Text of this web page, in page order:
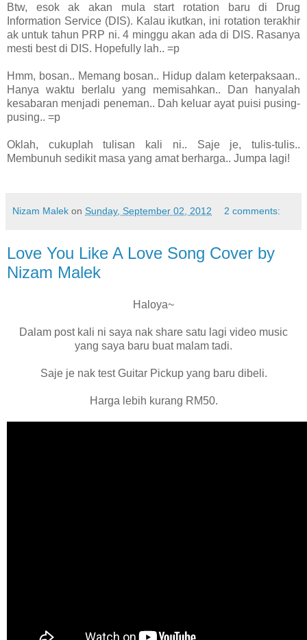
Btw, esok ak akan mula start rotation baru di Drug
Information Service (DIS). Kalau ikutkan, ini rotation terakhir
ak untuk tahun PRP ni. 4 minggu akan ada di DIS. Rasanya
mesti best di DIS. Hopefully lah.. =p
Hmm, bosan.. Memang bosan.. Hidup dalam keterpaksaan..
Hanya waktu berlalu yang memisahkan.. Dan hanyalah
kesabaran menjadi peneman.. Dah keluar ayat puisi pusing-
pusing.. =p
Oklah, cukuplah tulisan kali ni.. Saje je, tulis-tulis..
Membunuh sedikit masa yang amat berharga.. Jumpa lagi!
Nizam Malek on Sunday, September 02, 2012 2 comments:
Love You Like A Love Song Cover by
Nizam Malek
Haloya~
Dalam post kali ni saya nak share satu lagi video music
yang saya baru buat malam tadi.
Saje je nak test Guitar Pickup yang baru dibeli.
Harga lebih kurang RM50.